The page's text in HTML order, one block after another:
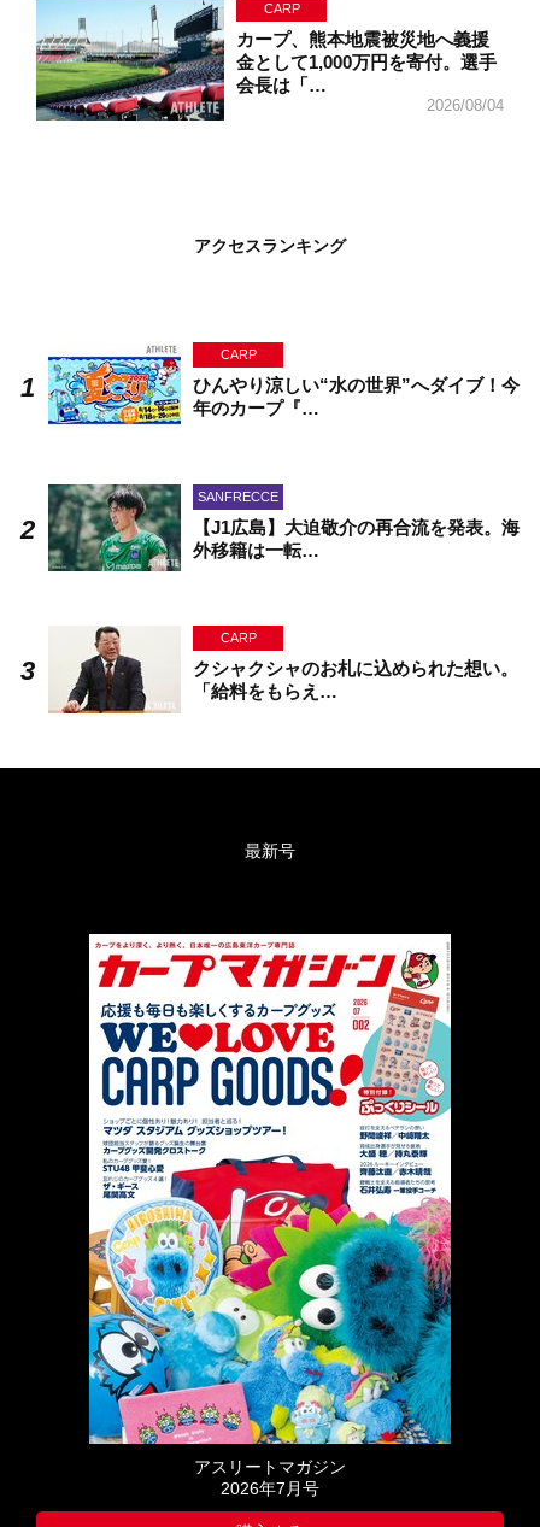
CARP
カープ、熊本地震被災地へ義援
金として1,000万円を寄付。選手
会長は「…
2026/08/04
アクセスランキング
CARP
ひんやり涼しい“水の世界”へダイブ！今
年のカープ『…
SANFRECCE
【J1広島】大迫敬介の再合流を発表。海
外移籍は一転…
CARP
クシャクシャのお札に込められた想い。
「給料をもらえ…
最新号
アスリートマガジン
2026年7月号